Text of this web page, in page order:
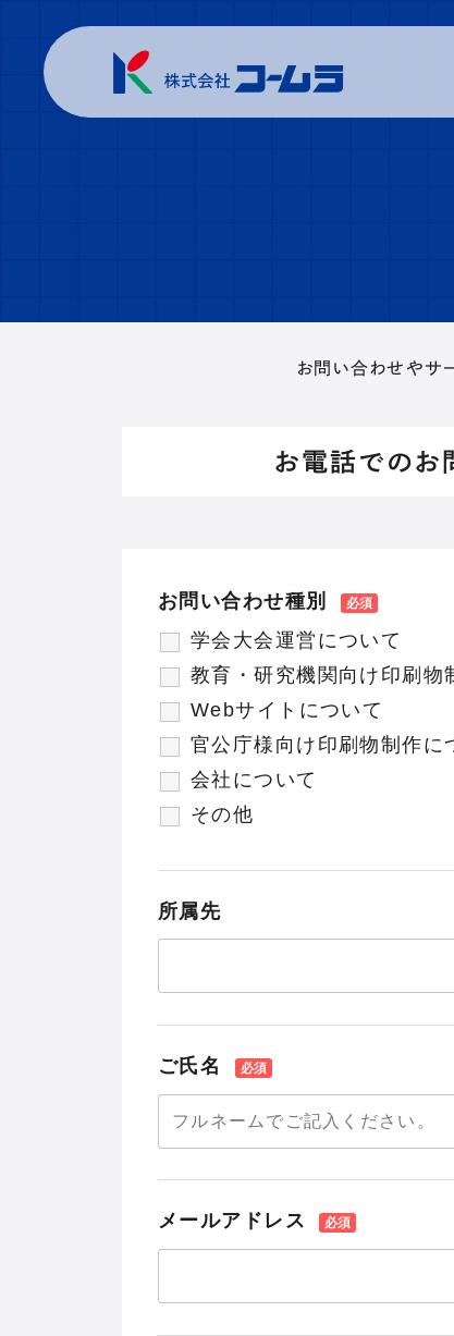
お問い合わせやサ
お電話でのお
お問い合わせ種別
学会大会運営について
教育・研究機関向け印刷物
Webサイトについて
官公庁様向け印刷物制作に
会社について
その他
所属先
ご氏名
メールアドレス